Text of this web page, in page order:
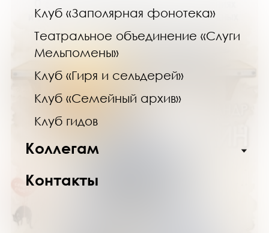
Клуб «Заполярная фонотека»
Театральное объединение «Слуги
Мельпомены»
Клуб «Гиря и сельдерей»
Клуб «Семейный архив»
Клуб гидов
Коллегам
Контакты